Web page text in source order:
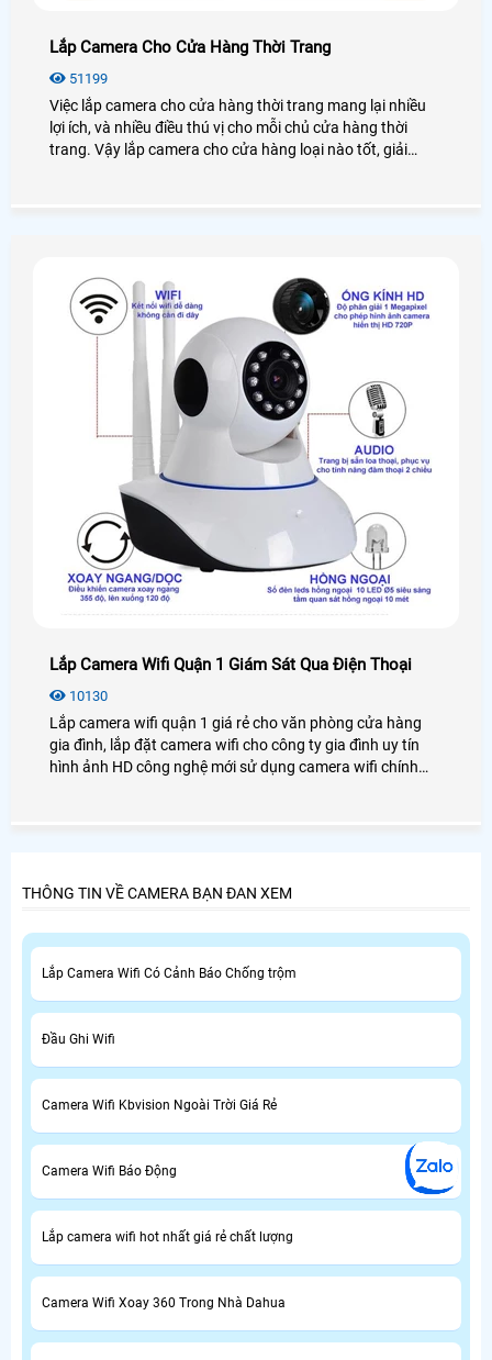
Lắp Camera Cho Cửa Hàng Thời Trang
51199
Việc lắp camera cho cửa hàng thời trang mang lại nhiều
lợi ích, và nhiều điều thú vị cho mỗi chủ cửa hàng thời
trang. Vậy lắp camera cho cửa hàng loại nào tốt, giải
Lắp Camera Wifi Quận 1 Giám Sát Qua Điện Thoại
10130
Lắp camera wifi quận 1 giá rẻ cho văn phòng cửa hàng
gia đình, lắp đặt camera wifi cho công ty gia đình uy tín
hình ảnh HD công nghệ mới sử dụng camera wifi chính
THÔNG TIN VỀ CAMERA BẠN ĐAN XEM
Lắp Camera Wifi Có Cảnh Báo Chống trộm
Đầu Ghi Wifi
Camera Wifi Kbvision Ngoài Trời Giá Rẻ
Camera Wifi Báo Động
Lắp camera wifi hot nhất giá rẻ chất lượng
Camera Wifi Xoay 360 Trong Nhà Dahua